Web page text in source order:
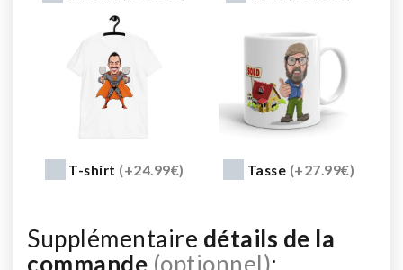
T-shirt (+24.99€) Tasse (+27.99€)
Supplémentaire détails de la
commande (optionnel):